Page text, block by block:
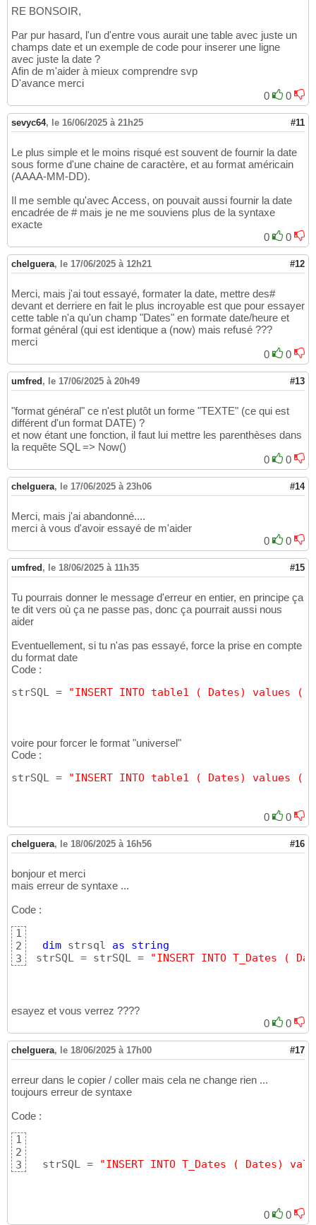
RE BONSOIR,
Par pur hasard, l'un d'entre vous aurait une table avec juste un
champs date et un exemple de code pour inserer une ligne
avec juste la date ?
Afin de m'aider à mieux comprendre svp
D'avance merci
0
0
sevyc64, le 16/06/2025 à 21h25 #11
Le plus simple et le moins risqué est souvent de fournir la date
sous forme d'une chaine de caractère, et au format américain
(AAAA-MM-DD).
Il me semble qu'avec Access, on pouvait aussi fournir la date
encadrée de # mais je ne me souviens plus de la syntaxe
exacte
0
0
chelguera, le 17/06/2025 à 12h21 #12
Merci, mais j'ai tout essayé, formater la date, mettre des#
devant et derriere en fait le plus incroyable est que pour essayer
cette table n'a qu'un champ "Dates" en formate date/heure et
format général (qui est identique a (now) mais refusé ???
merci
0
0
umfred , le 17/06/2025 à 20h49 #13
"format général" ce n'est plutôt un forme "TEXTE" (ce qui est
différent d'un format DATE) ?
et now étant une fonction, il faut lui mettre les parenthèses dans
la requête SQL => Now()
0
0
chelguera, le 17/06/2025 à 23h06 #14
Merci, mais j'ai abandonné....
merci à vous d'avoir essayé de m'aider
0
0
umfred , le 18/06/2025 à 11h35 #15
Tu pourrais donner le message d'erreur en entier, en principe ça
te dit vers où ça ne passe pas, donc ça pourrait aussi nous
aider
Eventuellement, si tu n'as pas essayé, force la prise en compte
du format date
Code :
strSQL = "INSERT INTO table1 ( Dates) values ("
voire pour forcer le format "universel"
Code :
strSQL = "INSERT INTO table1 ( Dates) values ("
0 0
chelguera, le 18/06/2025 à 16h56 #16
bonjour et merci
mais erreur de syntaxe ...
Code :
1
2
3
dim strsql as
string
strSQL = strSQL =
"INSERT INTO T_Dates (
esayez et vous verrez ????
0
0
chelguera, le 18/06/2025 à 17h00 #17
erreur dans le copier / coller mais cela ne change rien ...
toujours erreur de syntaxe
Code :
1
2
3
  strSQL =
"INSERT INTO T_Dates ( Dates)
0 0